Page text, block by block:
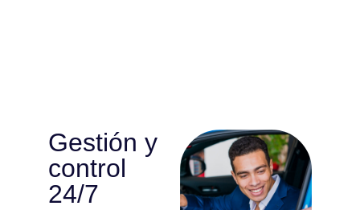
Gestión y
control
24/7